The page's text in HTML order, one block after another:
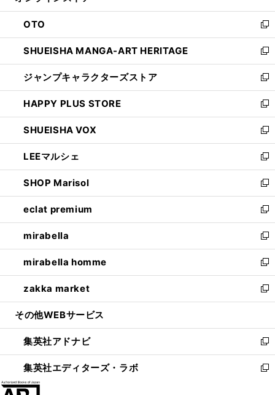
ウ
で
開
く
ン
ド
ウ
で
開
く
OTO
新
し
い
ウ
ィ
ン
ド
ウ
で
開
く
SHUEISHA MANGA-ART HERITAGE
新
し
い
ウ
ィ
ン
ド
ウ
で
開
く
ジャンプキャラクターズストア
新
し
い
ウ
ィ
ン
ド
ウ
で
開
く
HAPPY PLUS STORE
新
し
い
ウ
ィ
ン
ド
ウ
で
開
く
SHUEISHA VOX
新
し
い
ウ
ィ
ン
ド
ウ
で
開
く
LEEマルシェ
新
し
い
ウ
ィ
ン
ド
ウ
で
開
く
SHOP Marisol
新
し
い
ウ
ィ
ン
ド
ウ
で
開
eclat premium
新
し
い
ウ
ィ
ン
ド
ウ
開
く
mirabella
新
し
い
ウ
ィ
ン
ウ
で
開
く
mirabella homme
新
し
い
ウ
ン
ド
ウ
で
zakka market
新
し
ウ
ィ
ン
ド
その他WEBサービス
集英社アドナビ
新
し
い
集英社エディターズ・ラボ
新